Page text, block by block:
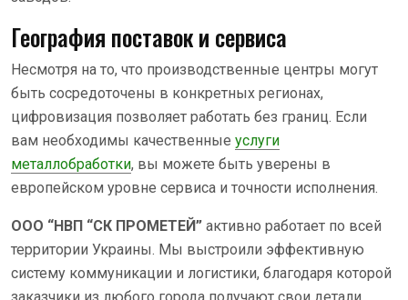
География поставок и сервиса
Несмотря на то, что производственные центры могут
быть сосредоточены в конкретных регионах,
цифровизация позволяет работать без границ. Если
вам необходимы качественные услуги
металлобработки, вы можете быть уверены в
европейском уровне сервиса и точности исполнения.
ООО “НВП “СК ПРОМЕТЕЙ” активно работает по всей
территории Украины. Мы выстроили эффективную
систему коммуникации и логистики, благодаря которой
заказчики из любого города получают свои детали